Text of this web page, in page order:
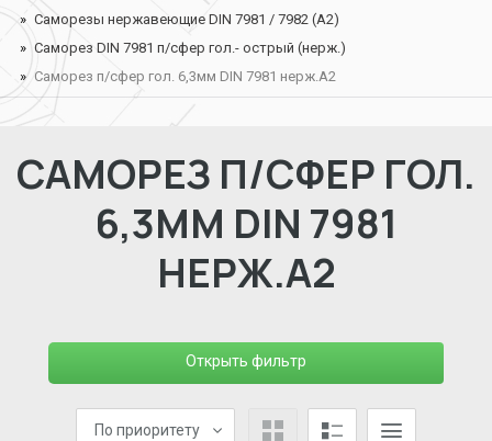
Саморезы нержавеющие DIN 7981 / 7982 (A2)
Саморез DIN 7981 п/сфер гол.- острый (нерж.)
Саморез п/сфер гол. 6,3мм DIN 7981 нерж.А2
САМОРЕЗ П/СФЕР ГОЛ.
6,3ММ DIN 7981
НЕРЖ.А2
Открыть фильтр
По приоритету